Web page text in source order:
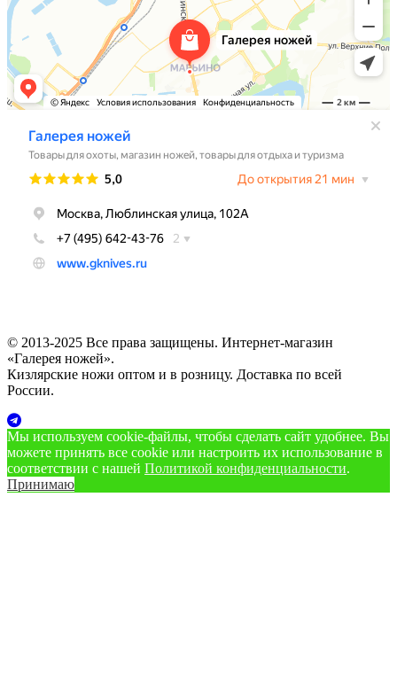
© 2013-2025 Все права защищены. Интернет-магазин
«Галерея ножей».
Кизлярские ножи оптом и в розницу. Доставка по всей
России.
Мы используем cookie‑файлы, чтобы сделать сайт удобнее. Вы
можете принять все cookie или настроить их использование в
соответствии с нашей Политикой конфиденциальности.
Принимаю